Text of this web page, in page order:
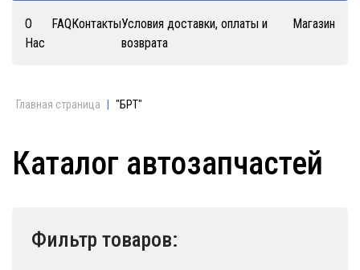
О
Нас
FAQКонтактыУсловия доставки, оплаты и
возврата
Магазин
Главная страница "БРТ"
Каталог автозапчастей
Фильтр товаров: